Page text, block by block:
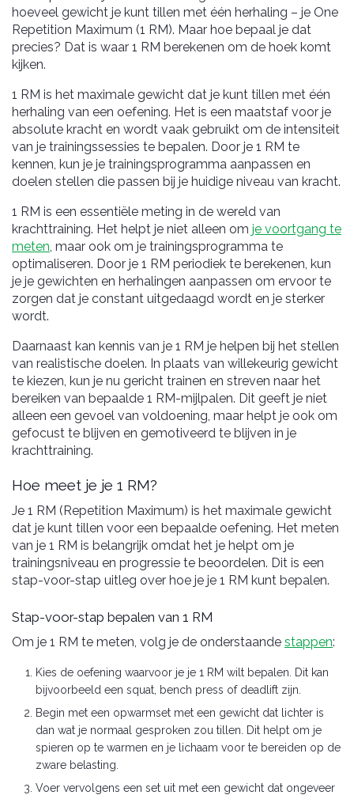
hoeveel gewicht je kunt tillen met één herhaling – je One
Repetition Maximum (1 RM). Maar hoe bepaal je dat
precies? Dat is waar 1 RM berekenen om de hoek komt
kijken.
1 RM is het maximale gewicht dat je kunt tillen met één
herhaling van een oefening. Het is een maatstaf voor je
absolute kracht en wordt vaak gebruikt om de intensiteit
van je trainingssessies te bepalen. Door je 1 RM te
kennen, kun je je trainingsprogramma aanpassen en
doelen stellen die passen bij je huidige niveau van kracht.
1 RM is een essentiële meting in de wereld van
krachttraining. Het helpt je niet alleen om je voortgang te
meten, maar ook om je trainingsprogramma te
optimaliseren. Door je 1 RM periodiek te berekenen, kun
je je gewichten en herhalingen aanpassen om ervoor te
zorgen dat je constant uitgedaagd wordt en je sterker
wordt.
Daarnaast kan kennis van je 1 RM je helpen bij het stellen
van realistische doelen. In plaats van willekeurig gewicht
te kiezen, kun je nu gericht trainen en streven naar het
bereiken van bepaalde 1 RM-mijlpalen. Dit geeft je niet
alleen een gevoel van voldoening, maar helpt je ook om
gefocust te blijven en gemotiveerd te blijven in je
krachttraining.
Hoe meet je je 1 RM?
Je 1 RM (Repetition Maximum) is het maximale gewicht
dat je kunt tillen voor een bepaalde oefening. Het meten
van je 1 RM is belangrijk omdat het je helpt om je
trainingsniveau en progressie te beoordelen. Dit is een
stap-voor-stap uitleg over hoe je je 1 RM kunt bepalen.
Stap-voor-stap bepalen van 1 RM
Om je 1 RM te meten, volg je de onderstaande stappen:
Kies de oefening waarvoor je je 1 RM wilt bepalen. Dit kan
bijvoorbeeld een squat, bench press of deadlift zijn.
Begin met een opwarmset met een gewicht dat lichter is
dan wat je normaal gesproken zou tillen. Dit helpt om je
spieren op te warmen en je lichaam voor te bereiden op de
zware belasting.
Voer vervolgens een set uit met een gewicht dat ongeveer